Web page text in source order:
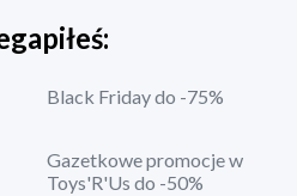
Black Friday do -75%
Gazetkowe promocje w
Toys'R'Us do -50%